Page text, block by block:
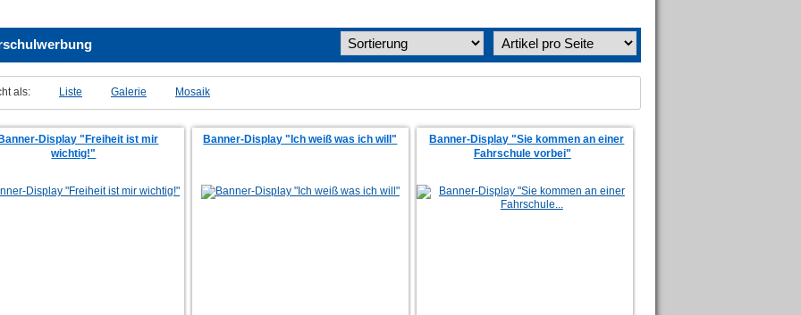
als: Liste Galerie Mosaik
Display "Freiheit ist mir
wichtig!"
Banner-Display "Ich weiß was ich will"
Banner-Display "Sie kommen an einer
Fahrschule vorbei"